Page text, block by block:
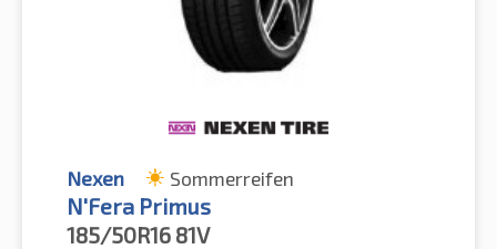
Nexen Sommerreifen
N'Fera Primus
185/50R16 81V